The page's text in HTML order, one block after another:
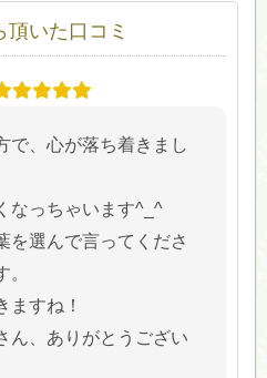
頂いた口コミ
で、心が落ち着きまし
なっちゃいます^_^
を選んで言ってくださ
ますね！
ん、ありがとうござい